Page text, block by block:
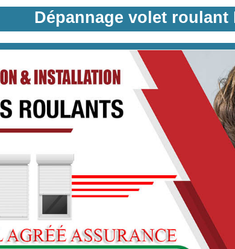
Dépannage volet roulant